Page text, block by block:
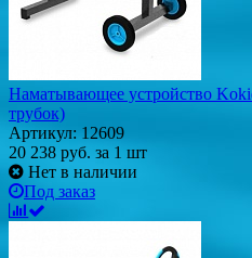
Наматывающее устройство
трубок)
Артикул: 12609
20 238 руб. за 1 шт
Нет в наличии
Под заказ